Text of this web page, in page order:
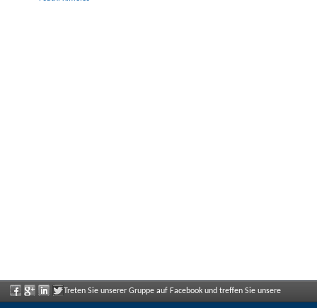
Treten Sie unserer Gruppe auf Facebook und treffen Sie unsere